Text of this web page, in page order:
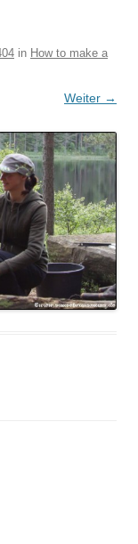
in How to make a
Weiter →